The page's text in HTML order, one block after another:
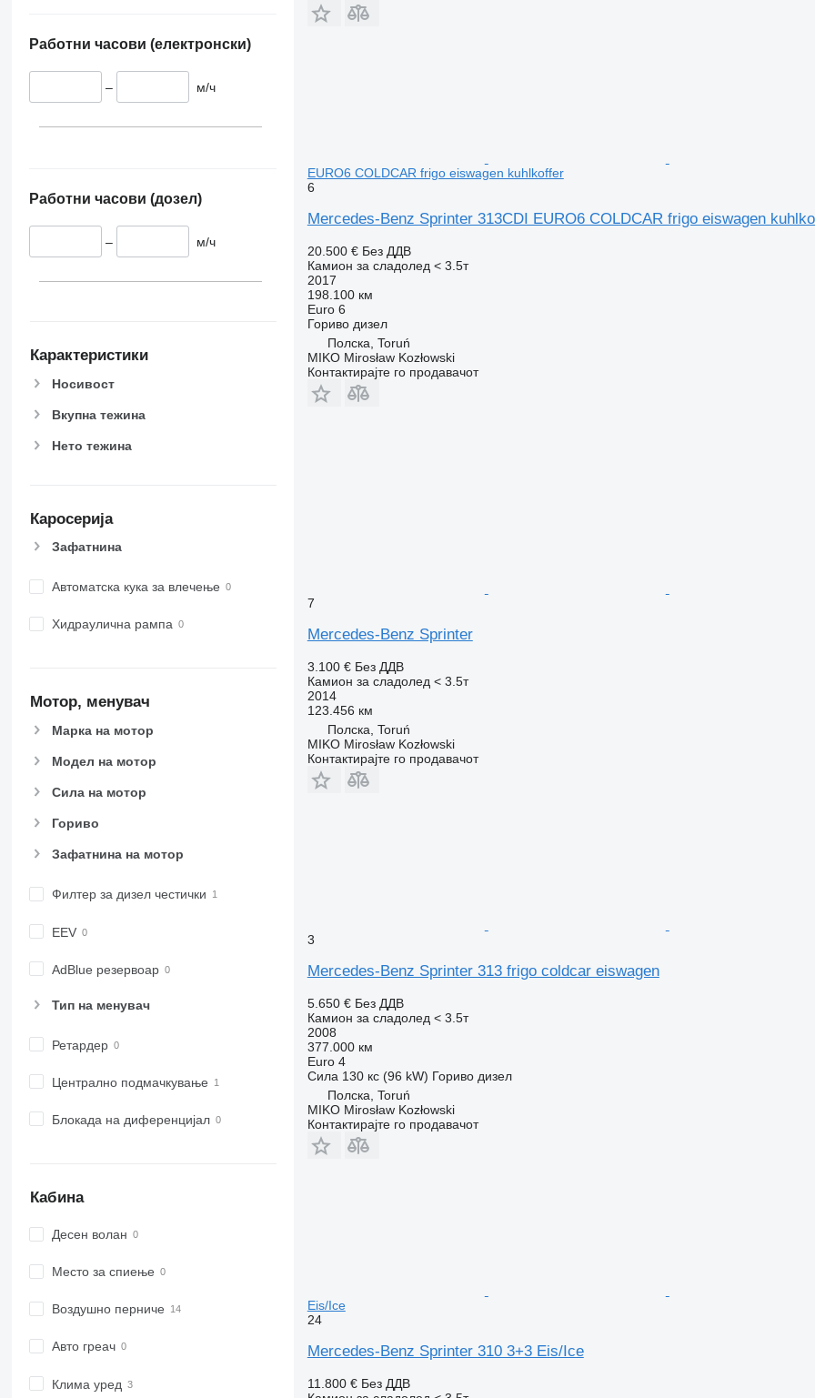
Работни часови (електронски)
– м/ч
Работни часови (дозел)
– м/ч
Карактеристики
Носивост
Вкупна тежина
Нето тежина
Каросерија
Зафатнина
Автоматска кука за влечење
Хидраулична рампа
Мотор, менувач
Марка на мотор
Модел на мотор
Сила на мотор
Гориво
Зафатнина на мотор
Филтер за дизел честички
EEV
AdBlue резервоар
Тип на менувач
Ретардер
Централно подмачкување
Блокада на диференцијал
Кабина
Десен волан
Место за спиење
Воздушно перниче
Авто греач
Клима уред
EURO6 COLDCAR frigo eiswagen kuhlkoffer
6
Mercedes-Benz Sprinter 313CDI EURO6 COLDCAR frigo eiswagen
20.500 € Без ДДВ
Камион за сладолед < 3.5т
2017
198.100 км
Euro 6
Гориво дизел
Полска, Toruń
MIKO Mirosław Kozłowski
Контактирајте го продавачот
7
Mercedes-Benz Sprinter
3.100 € Без ДДВ
Камион за сладолед < 3.5т
2014
123.456 км
Полска, Toruń
MIKO Mirosław Kozłowski
Контактирајте го продавачот
3
Mercedes-Benz Sprinter 313 frigo coldcar eiswagen
5.650 € Без ДДВ
Камион за сладолед < 3.5т
2008
377.000 км
Euro 4
Сила 130 кс (96 kW) Гориво дизел
Полска, Toruń
MIKO Mirosław Kozłowski
Контактирајте го продавачот
Eis/Ice
24
Mercedes-Benz Sprinter 310 3+3 Eis/Ice
11.800 € Без ДДВ